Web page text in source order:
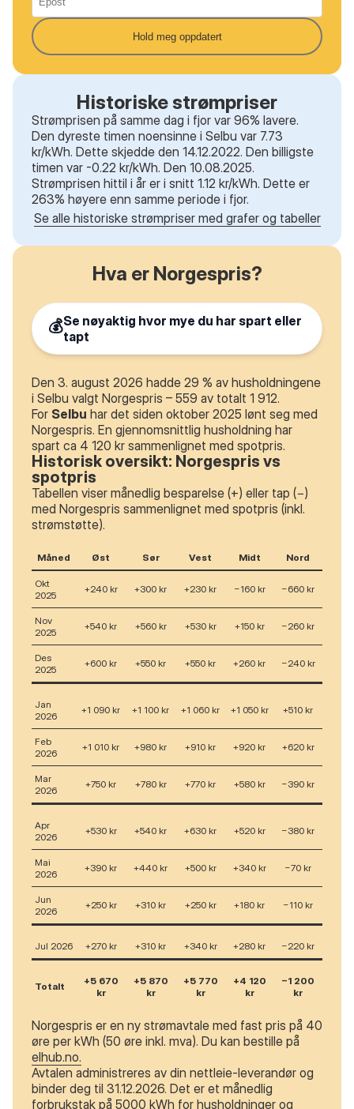
Hold meg oppdatert
Historiske strømpriser
Strømprisen på samme dag i fjor var 96% lavere.
Den dyreste timen noensinne i Selbu var 7.73
kr/kWh. Dette skjedde den 14.12.2022. Den billigste
timen var -0.22 kr/kWh. Den 10.08.2025.
Strømprisen hittil i år er i snitt 1.12 kr/kWh. Dette er
263% høyere enn samme periode i fjor.
Se alle historiske strømpriser med grafer og tabeller
Hva er Norgespris?
💰Se nøyaktig hvor mye du har spart eller
tapt
Den 3. august 2026 hadde 29 % av husholdningene
i Selbu valgt Norgespris – 559 av totalt 1 912.
For Selbu har det siden oktober 2025 lønt seg med
Norgespris. En gjennomsnittlig husholdning har
spart ca 4 120 kr sammenlignet med spotpris.
Historisk oversikt: Norgespris vs
spotpris
Tabellen viser månedlig besparelse (+) eller tap (−)
med Norgespris sammenlignet med spotpris (inkl.
strømstøtte).
Måned Øst Sør Vest Midt Nord
Okt
2025
+240 kr +300 kr +230 kr −160 kr −660 kr
Nov
2025
+540 kr +560 kr +530 kr +150 kr −260 kr
Des
2025
+600 kr +550 kr +550 kr +260 kr −240 kr
Jan
2026
+1 090 kr +1 100 kr +1 060 kr +1 050 kr +510 kr
Feb
2026
+1 010 kr +980 kr +910 kr +920 kr +620 kr
Mar
2026
+750 kr +780 kr +770 kr +580 kr −390 kr
Apr
2026
+530 kr +540 kr +630 kr +520 kr −380 kr
Mai
2026
+390 kr +440 kr +500 kr +340 kr −70 kr
Jun
2026
+250 kr +310 kr +250 kr +180 kr −110 kr
Jul 2026 +270 kr +310 kr +340 kr +280 kr −220 kr
Totalt
+5 670
kr
+5 870
kr
+5 770
kr
+4 120
kr
−1 200
kr
Norgespris er en ny strømavtale med fast pris på 40
øre per kWh (50 øre inkl. mva). Du kan bestille på
elhub.no.
Avtalen administreres av din nettleie-leverandør og
binder deg til 31.12.2026. Det er et månedlig
forbrukstak på 5000 kWh for husholdninger og